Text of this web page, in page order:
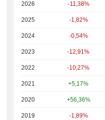
Capi.($)
2026 -11,38%
2025 -1,82%
2024 -0,54%
2023 -12,91%
2022 -10,27%
2021 +5,17%
2020 +56,36%
2019 -1,89%